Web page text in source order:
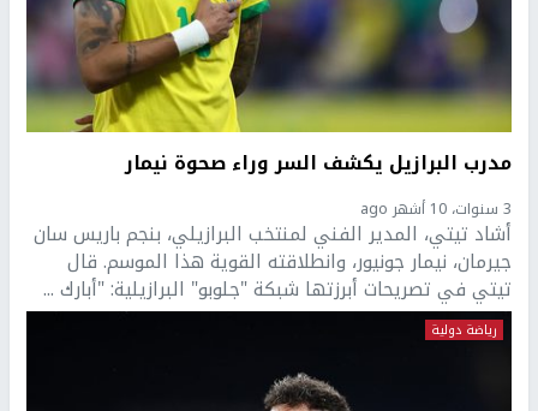
مدرب البرازيل يكشف السر وراء صحوة نيمار
3 سنوات، 10 أشهر ago
أشاد تيتي، المدير الفني لمنتخب البرازيلي، بنجم باريس سان
جيرمان، نيمار جونيور، وانطلاقته القوية هذا الموسم. قال
تيتي في تصريحات أبرزتها شبكة "جلوبو" البرازيلية: "أبارك ...
رياضة دولية